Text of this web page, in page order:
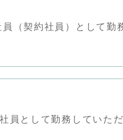
（契約社員）として勤
員として勤務していた